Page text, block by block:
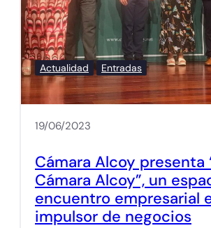
Actualidad Entradas
19/06/2023
Cámara Alcoy presenta
Cámara Alcoy”, un
encuentro empresarial
impulsor de negocios